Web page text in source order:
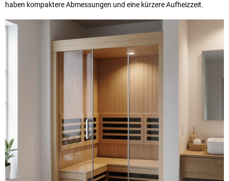
haben kompaktere Abmessungen und eine kürzere Aufheizzeit.